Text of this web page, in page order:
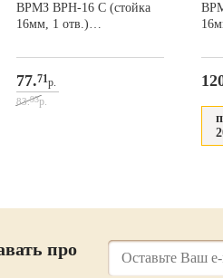
ВРМЗ ВРН-16 С (стойка
16мм, 1 отв.)
77.71р.
83.93р.
ВРМЗ ВНН-16
про